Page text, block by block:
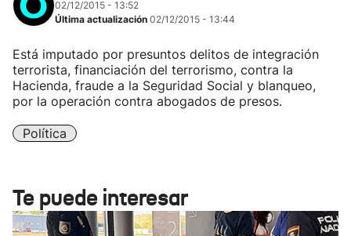
02/12/2015 - 13:52
Última actualización 02/12/2015 - 13:44
Está imputado por presuntos delitos de integración
terrorista, financiación del terrorismo, contra la
Hacienda, fraude a la Seguridad Social y blanqueo,
por la operación contra abogados de presos.
Política
Te puede interesar